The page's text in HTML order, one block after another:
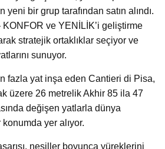
yeni bir grup tarafından satın alındı.
ve YENİLİK’i geliştirme
stratejik ortaklıklar seçiyor ve
sunuyor.
fazla yat inşa eden Cantieri di Pisa,
üzere 26 metrelik Akhir 85 ila 47
değişen yatlarla dünya
yer alıyor.
nesiller boyunca yüreklerini